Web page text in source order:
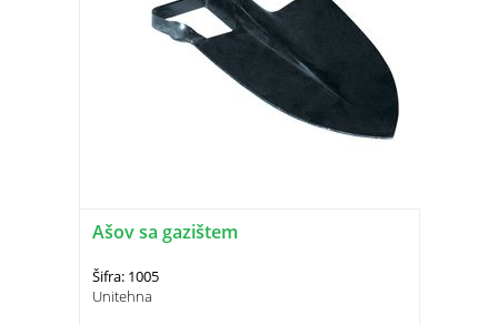
Ašov sa gazištem
Šifra: 1005
Unitehna